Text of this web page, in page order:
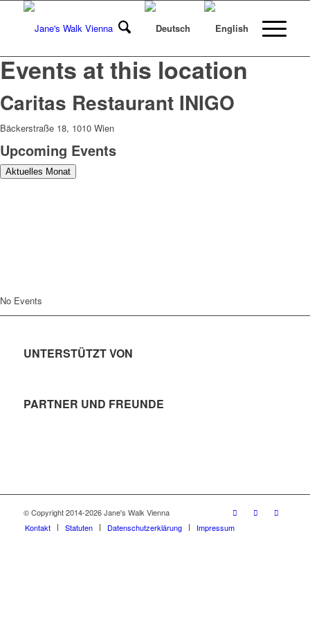
Events at this location
Caritas Restaurant INIGO
Bäckerstraße 18, 1010 Wien
Upcoming Events
Aktuelles Monat
No Events
UNTERSTÜTZT VON
PARTNER UND FREUNDE
© Copyright 2014-2026 Jane's Walk Vienna
Kontakt
Statuten Datenschutzerklärung Impressum